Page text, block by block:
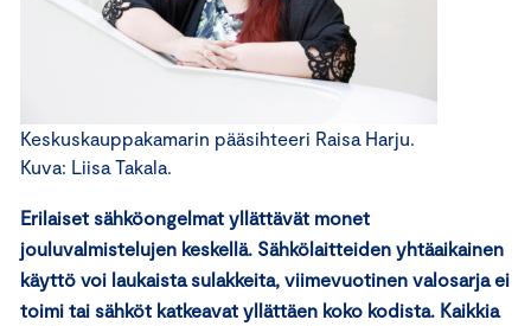
Keskuskauppakamarin pääsihteeri Raisa Harju.
Kuva: Liisa Takala.
Erilaiset sähköongelmat yllättävät monet
jouluvalmistelujen keskellä. Sähkölaitteiden yhtäaikainen
käyttö voi laukaista sulakkeita, viimevuotinen valosarja ei
toimi tai sähköt katkeavat yllättäen koko kodista. Kaikkia